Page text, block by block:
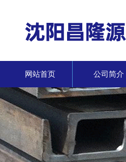
网站首页 公司简介